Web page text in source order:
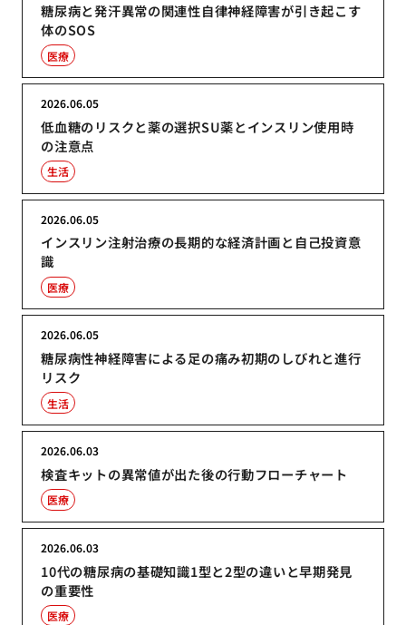
糖尿病と発汗異常の関連性自律神経障害が引き起こす
体のSOS
医療
低血糖のリスクと薬の選択SU薬とインスリン使用時
の注意点
2026.06.05
生活
インスリン注射治療の長期的な経済計画と自己投資意
識
2026.06.05
医療
糖尿病性神経障害による足の痛み初期のしびれと進行
リスク
2026.06.05
生活
検査キットの異常値が出た後の行動フローチャート
2026.06.03
医療
10代の糖尿病の基礎知識1型と2型の違いと早期発見
の重要性
2026.06.03
医療